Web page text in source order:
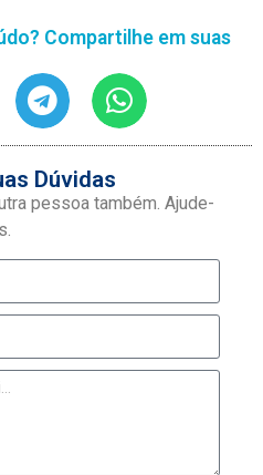
Compartilhe em suas
Dúvidas
pessoa também. Ajude-